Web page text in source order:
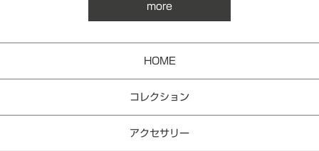
more
HOME
コレクション
アクセサリー